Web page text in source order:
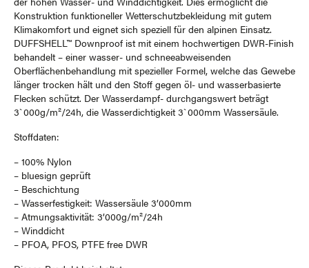
Konstruktion funktioneller Wetterschutzbekleidung mit gutem
Klimakomfort und eignet sich speziell für den alpinen Einsatz.
DUFFSHELL™ Downproof ist mit einem hochwertigen DWR-Finish
behandelt – einer wasser- und schneeabweisenden
Oberflächenbehandlung mit spezieller Formel, welche das Gewebe
länger trocken hält und den Stoff gegen öl- und wasserbasierte
Flecken schützt. Der Wasserdampf- durchgangswert beträgt
3`000g/m²/24h, die Wasserdichtigkeit 3`000mm Wassersäule.
Stoffdaten:
– 100% Nylon
– bluesign geprüft
– Beschichtung
– Wasserfestigkeit: Wassersäule 3’000mm
– Atmungsaktivität: 3’000g/m²/24h
– Winddicht
– PFOA, PFOS, PTFE free DWR